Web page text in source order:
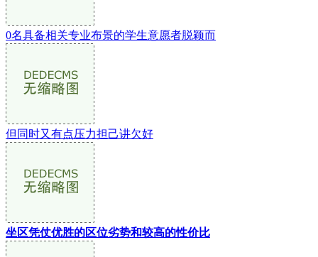
0名具备相关专业布景的学生意愿者脱颖而
但同时又有点压力担己讲欠好
坐区凭仗优胜的区位劣势和较高的性价比